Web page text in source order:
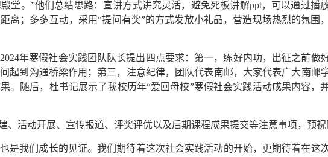
堂。”他们总结思路：宣讲方式讲究灵活，避免死板讲解ppt，可以通过播
离；多多 互动，采用“提问有奖”的方式发放小礼品，营造现场热烈的氛围
2024年寒假社会实践团队队长提出四点要求：第一，练好内功，出征之前做
起到沟通桥梁作用；第三，注意纪律，团队代表南邮，大家代表广大南邮
。随后，杜书记展示了我校历年“爱回母校”寒假社会实践活动成果内容，
活动开展、宣传报道、评奖评优以及后期课程成果提交等注意事项，预祝
是我们成长的见证。我们期待着这次社会实践活动的开始，更期待着在这